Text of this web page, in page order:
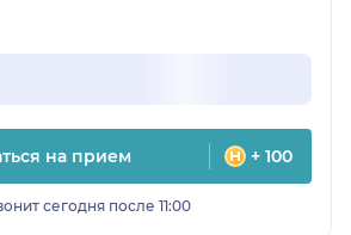
на прием + 100
сегодня после 11:00